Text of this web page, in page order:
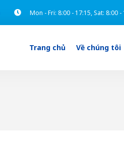
Mon - Fri: 8:00 - 17:15, Sat: 8:00 -
Trang chủ Về chúng tôi